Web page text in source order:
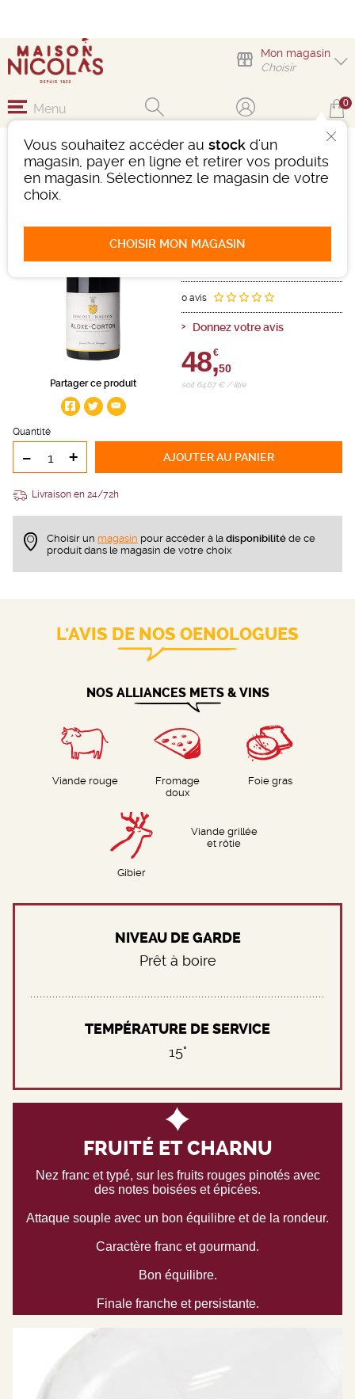
Mon magasin
Choisir
Vous souhaitez accéder au stock d'un
magasin, payer en ligne et retirer vos produits
en magasin. Sélectionnez le magasin de votre
choix.
CHOISIR MON MAGASIN
Menu 0
Partager ce produit
ALOXE CORTON
DOMAINE DOUDET
0 avis
Donnez votre avis
48,
€
50
soit 64,67 € / litre
Quantité
- + AJOUTERAU PANIER
Livraison en 24/72h
Choisir un magasin pour accèder à la disponibilité de ce
produit dans le magasin de votre choix
L'AVIS DE NOS OENOLOGUES
NOS ALLIANCES METS & VINS
Viande rouge
Fromage
doux
Foie gras
Gibier
Viande grillée
et rôtie
FRUITÉ ET CHARNU
Nez franc et typé, sur les fruits rouges pinotés avec
des notes boisées et épicées.
Attaque souple avec un bon équilibre et de la rondeur.
Caractère franc et gourmand.
Bon équilibre.
Finale franche et persistante.
NIVEAU DE GARDE
Prêt à boire
TEMPÉRATURE DE SERVICE
15°